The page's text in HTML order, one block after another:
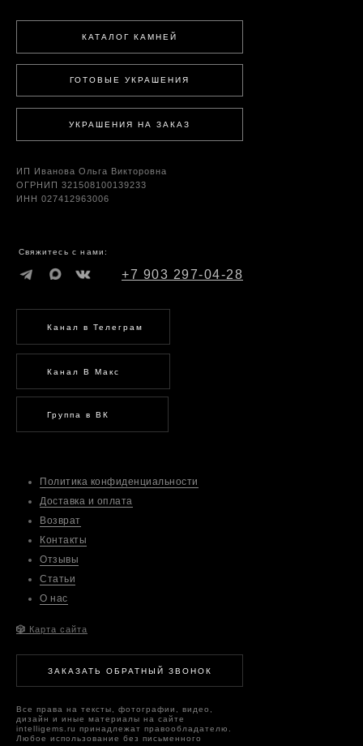
ЗАКАЗАТЬ ОБРАТНЫЙ ЗВОНОК
Все права на тексты, фотографии, видео,
дизайн и иные материалы на сайте
intelligems.ru принадлежат правообладателю.
Любое использование без письменного
КАТАЛОГ КАМНЕЙ
УКРАШЕНИЯ НА ЗАКАЗ
ГОТОВЫЕ УКРАШЕНИЯ
Политика конфиденциальности
Доставка и оплата
Возврат
Контакты
Отзывы
Статьи
О нас
+7 903 297-04-28
Канал В Макс
Группа в ВК
Канал в Телеграм
Свяжитесь с нами:
🎲 Карта сайта
ИП Иванова Ольга Викторовна
ОГРНИП 321508100139233
ИНН 027412963006